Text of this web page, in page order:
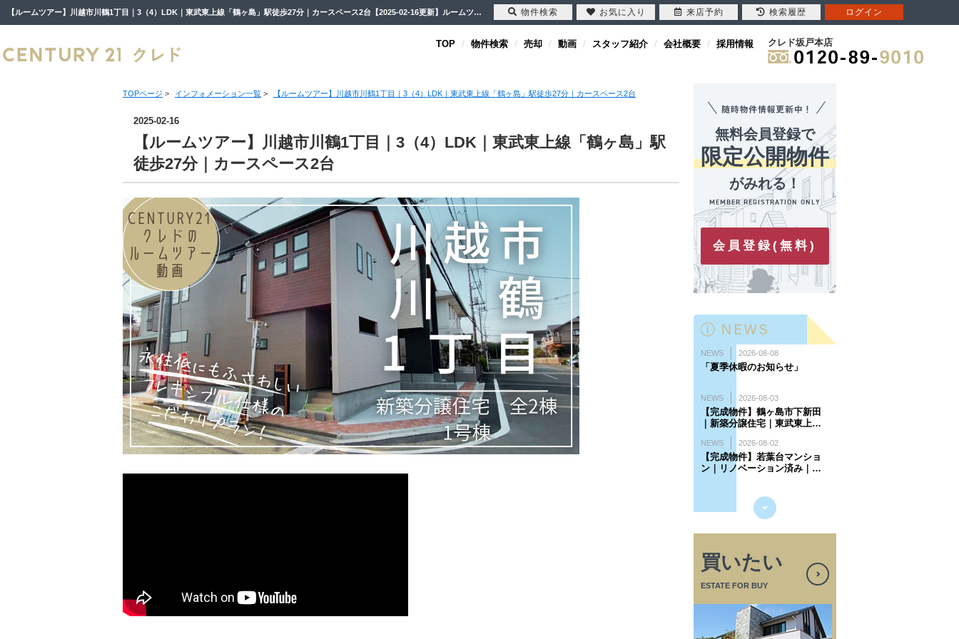
【ルームツアー】川越市川鶴1丁目｜3（4）LDK｜東武東上線「鶴ヶ島」駅徒歩27分｜カースペース2台【2025-02-16更新】ルームツアー | 川越市・坂戸市・鶴ヶ島市の不動産（新築一戸建て・中古戸建・土地・中古マンション）不動産売却はセンチュリー21クレド
TOP 物件検索 売却 動画 スタッフ紹介 会社概要 採用情報 クレド坂戸本店
TOPページ > インフォメーション一覧 > 【ルームツアー】川越市川鶴1丁目｜3（4）LDK｜東武東上線「鶴ヶ島」駅徒歩27分｜カースペース2台
2025-02-16
【ルームツアー】川越市川鶴1丁目｜3（4）LDK｜東武東上線「鶴ヶ島」駅
徒歩27分｜カースペース2台
無料会員登録で
限定公開物件
がみれる！
会員登録(無料)
買いたい
ESTATE FOR BUY
物件検索 お気に入り 来店予約 検索履歴 ログイン